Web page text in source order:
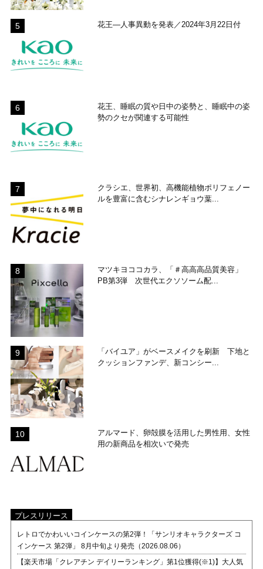
花王―人事異動を発表／2024年3月22日付
花王、睡眠の質や日中の姿勢と、睡眠中の姿
勢のクセが関連する可能性
クラシエ、世界初、高機能植物ポリフェノー
ルを豊富に含むシナレンギョウ葉...
マツキヨココカラ、「＃高高高品質美容」
PB第3弾 次世代エクソソーム配...
「バイユア」がベースメイクを刷新 下地と
クッションファンデ、新コンシー...
アルマード、卵殻膜を活用した男性用、女性
用の新商品を相次いで発売
プレスリリース
レトロでかわいいコインケースの第2弾！「サンリオキャラクターズ コ
インケース 第2弾」 8月中旬より発売（2026.08.06）
【楽天市場「クレアチン デイリーランキング」第1位獲得(※1)】大人気